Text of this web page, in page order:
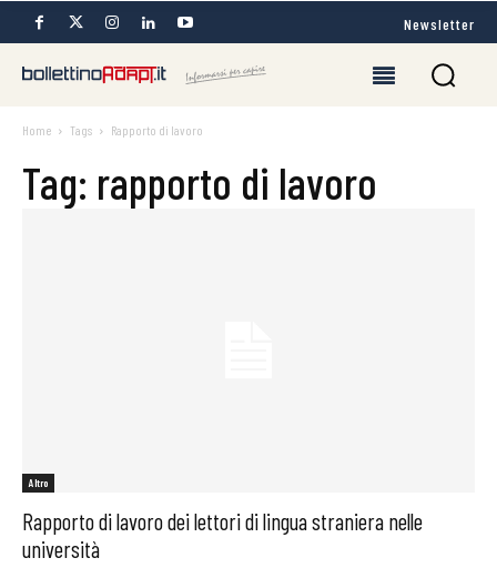
Newsletter
Home Tags Rapporto di lavoro
Tag: rapporto di lavoro
Altro
Rapporto di lavoro dei lettori di lingua straniera nelle
università